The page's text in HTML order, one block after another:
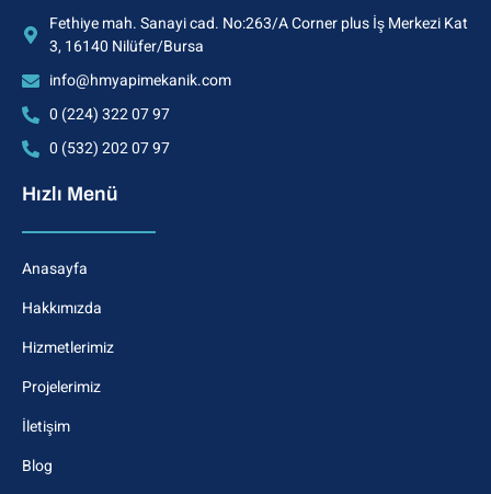
Fethiye mah. Sanayi cad. No:263/A Corner plus İş Merkezi Kat
3, 16140 Nilüfer/Bursa
info@hmyapimekanik.com
0 (224) 322 07 97
0 (532) 202 07 97
Hızlı Menü
Anasayfa
Hakkımızda
Hizmetlerimiz
Projelerimiz
İletişim
Blog